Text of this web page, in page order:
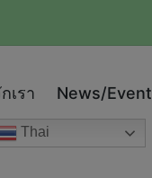
เรา News/Event
Thai